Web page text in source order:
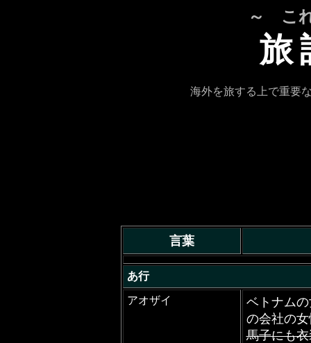
～ こ
旅
海外を旅する上で重要
言葉
あ行
アオザイ
ベトナム
の会社の
馬子にも